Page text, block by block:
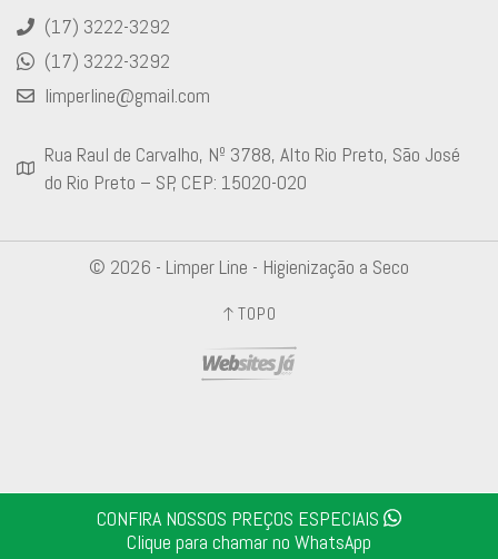
(17) 3222-3292
(17) 3222-3292
limperline@gmail.com
Rua Raul de Carvalho, Nº 3788, Alto Rio Preto, São José
do Rio Preto – SP, CEP: 15020-020
© 2026 - Limper Line - Higienização a Seco
TOPO
CONFIRA NOSSOS PREÇOS ESPECIAIS
Clique para chamar no WhatsApp